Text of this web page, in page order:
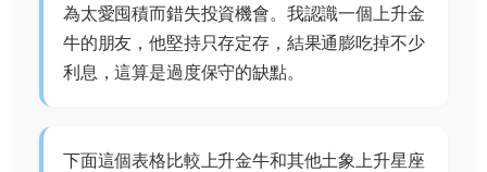
為太愛囤積而錯失投資機會。我認識一個上升金
牛的朋友，他堅持只存定存，結果通膨吃掉不少
利息，這算是過度保守的缺點。
下面這個表格比較上升金牛和其他土象上升星座